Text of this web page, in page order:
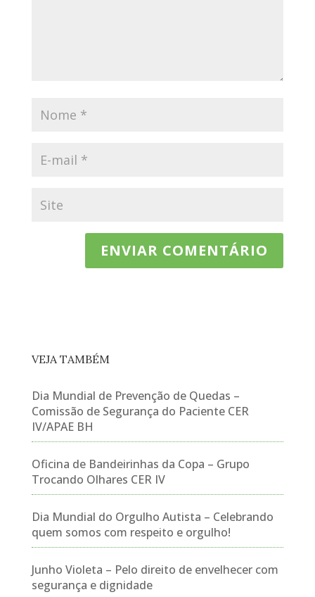
VEJA TAMBÉM
Dia Mundial de Prevenção de Quedas –
Comissão de Segurança do Paciente CER
IV/APAE BH
Oficina de Bandeirinhas da Copa – Grupo
Trocando Olhares CER IV
Dia Mundial do Orgulho Autista – Celebrando
quem somos com respeito e orgulho!
Junho Violeta – Pelo direito de envelhecer com
segurança e dignidade